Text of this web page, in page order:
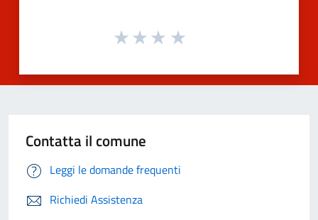
Contatta il comune
Leggi le domande frequenti
Richiedi Assistenza